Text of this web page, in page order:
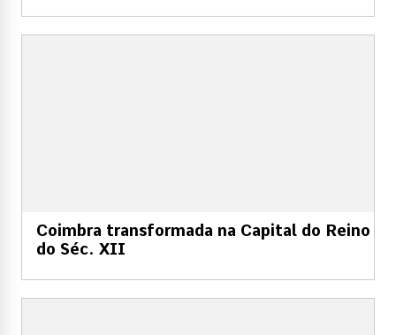
Coimbra transformada na Capital do Reino
do Séc. XII